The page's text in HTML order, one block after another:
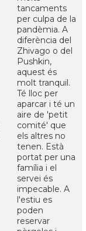
tancaments
per culpa de la
pandèmia. A
diferència del
Zhivago o del
Pushkin,
aquest és
molt tranquil.
Té lloc per
aparcar i té un
aire de 'petit
comité' que
els altres no
tenen. Està
portat per una
família i el
servei és
impecable. A
l'estiu es
poden
reservar